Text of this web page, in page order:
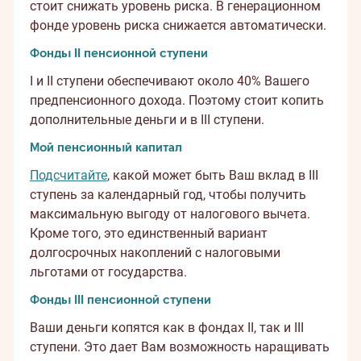
стоит снижать уровень риска. В генерационном
фонде уровень риска снижается автоматически.
Фонды II пенсионной ступени
I и II ступени обеспечивают около 40% Вашего
предпенсионного дохода. Поэтому стоит копить
дополнительные деньги и в III ступени.
Мой пенсионный капитал
Подсчитайте, какой может быть Ваш вклад в III
ступень за календарный год, чтобы получить
максимальную выгоду от налогового вычета.
Кроме того, это единственный вариант
долгосрочных накоплений с налоговыми
льготами от государства.
Фонды III пенсионной ступени
Ваши деньги копятся как в фондах II, так и III
ступени. Это дает Вам возможность наращивать